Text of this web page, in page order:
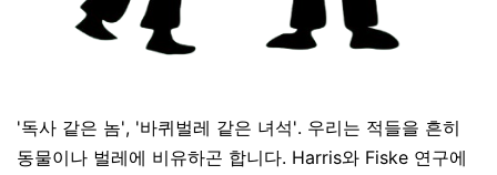
'독사 같은 놈', '바퀴벌레 같은 녀석'. 우리는 적들을 흔히
동물이나 벌레에 비유하곤 합니다. Harris와 Fiske 연구에